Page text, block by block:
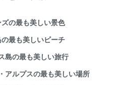
ズの最も美しい景色
の最も美しいビーチ
島の最も美しい旅行
アルプスの最も美しい場所